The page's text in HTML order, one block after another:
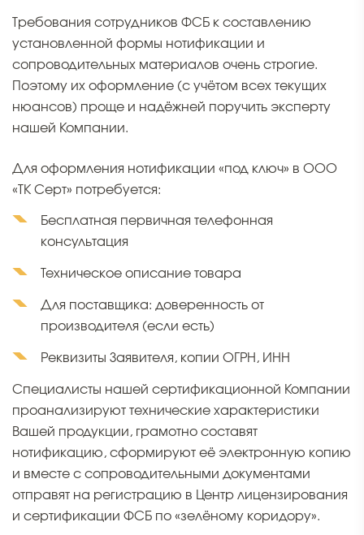
Требования сотрудников ФСБ к составлению
установленной формы нотификации и
сопроводительных материалов очень строгие.
Поэтому их оформление (с учётом всех текущих
нюансов) проще и надёжней поручить эксперту
нашей Компании.
Для оформления нотификации «под ключ» в ООО
«ТК Серт» потребуется:
Бесплатная первичная телефонная
консультация
Техническое описание товара
Для поставщика: доверенность от
производителя (если есть)
Реквизиты Заявителя, копии ОГРН, ИНН
Специалисты нашей сертификационной Компании
проанализируют технические характеристики
Вашей продукции, грамотно составят
нотификацию, сформируют её электронную копию
и вместе с сопроводительными документами
отправят на регистрацию в Центр лицензирования
и сертификации ФСБ по «зелёному коридору».